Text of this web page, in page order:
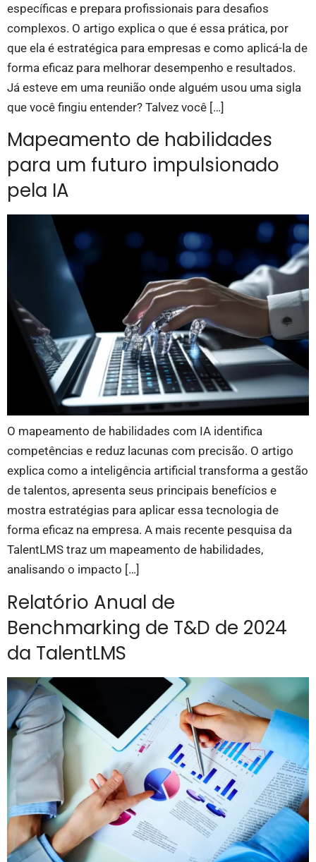
específicas e prepara profissionais para desafios
complexos. O artigo explica o que é essa prática, por
que ela é estratégica para empresas e como aplicá-la de
forma eficaz para melhorar desempenho e resultados.
Já esteve em uma reunião onde alguém usou uma sigla
que você fingiu entender? Talvez você […]
Mapeamento de habilidades
para um futuro impulsionado
pela IA
O mapeamento de habilidades com IA identifica
competências e reduz lacunas com precisão. O artigo
explica como a inteligência artificial transforma a gestão
de talentos, apresenta seus principais benefícios e
mostra estratégias para aplicar essa tecnologia de
forma eficaz na empresa. A mais recente pesquisa da
TalentLMS traz um mapeamento de habilidades,
analisando o impacto […]
Relatório Anual de
Benchmarking de T&D de 2024
da TalentLMS